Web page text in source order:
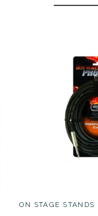
ON STAGE STANDS